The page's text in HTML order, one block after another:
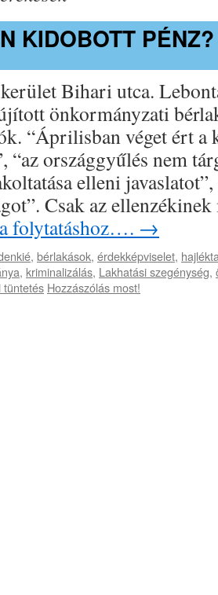
KIDOBOTT PÉNZ?
Bihari utca.
önkormányzati
“Áprilisban véget ért a
“az országgyűlés nem
elleni
Csak az
folytatáshoz…. →
, bérlakások, érdekképviselet,
, kriminalizálás, Lakhatási szegénység,
tüntetés Hozzászólás most!